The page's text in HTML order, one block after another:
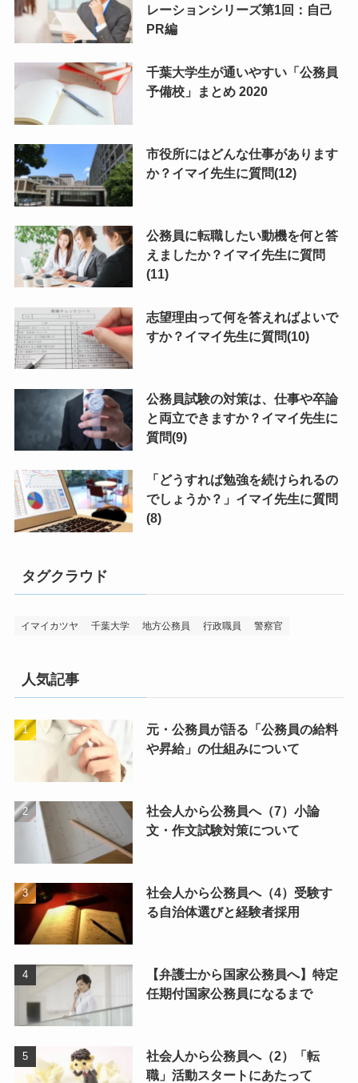
レーションシリーズ第1回：自己
PR編
千葉大学生が通いやすい「公務員
予備校」まとめ 2020
市役所にはどんな仕事があります
か？イマイ先生に質問(12)
公務員に転職したい動機を何と答
えましたか？イマイ先生に質問
(11)
志望理由って何を答えればよいで
すか？イマイ先生に質問(10)
公務員試験の対策は、仕事や卒論
と両立できますか？イマイ先生に
質問(9)
「どうすれば勉強を続けられるの
でしょうか？」イマイ先生に質問
(8)
タグクラウド
イマイカツヤ 千葉大学 地方公務員 行政職員 警察官
人気記事
元・公務員が語る「公務員の給料
や昇給」の仕組みについて
社会人から公務員へ（7）小論
文・作文試験対策について
社会人から公務員へ（4）受験す
る自治体選びと経験者採用
【弁護士から国家公務員へ】特定
任期付国家公務員になるまで
社会人から公務員へ（2）「転
職」活動スタートにあたって